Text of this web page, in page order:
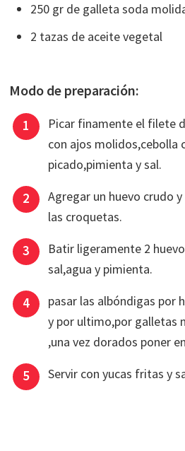
250 gr de galleta soda
2 tazas de aceite vegetal
Modo de preparación:
Picar finamente el filete
con ajos molidos,cebolla
picado,pimienta y sal.
Agregar un huevo crudo
las croquetas.
Batir ligeramente 2
sal,agua y pimienta.
pasar las albóndigas por
y por ultimo,por galletas
,una vez dorados poner
Servir con yucas fritas y